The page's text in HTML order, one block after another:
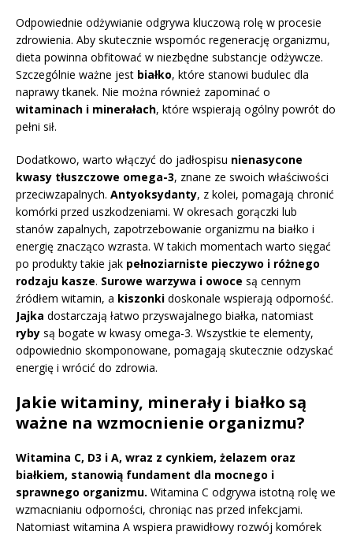
Odpowiednie odżywianie odgrywa kluczową rolę w procesie
zdrowienia. Aby skutecznie wspomóc regenerację organizmu,
dieta powinna obfitować w niezbędne substancje odżywcze.
Szczególnie ważne jest białko, które stanowi budulec dla
naprawy tkanek. Nie można również zapominać o
witaminach i minerałach, które wspierają ogólny powrót do
pełni sił.
Dodatkowo, warto włączyć do jadłospisu nienasycone
kwasy tłuszczowe omega-3, znane ze swoich właściwości
przeciwzapalnych. Antyoksydanty, z kolei, pomagają chronić
komórki przed uszkodzeniami. W okresach gorączki lub
stanów zapalnych, zapotrzebowanie organizmu na białko i
energię znacząco wzrasta. W takich momentach warto sięgać
po produkty takie jak pełnoziarniste pieczywo i różnego
rodzaju kasze. Surowe warzywa i owoce są cennym
źródłem witamin, a kiszonki doskonale wspierają odporność.
Jajka dostarczają łatwo przyswajalnego białka, natomiast
ryby są bogate w kwasy omega-3. Wszystkie te elementy,
odpowiednio skomponowane, pomagają skutecznie odzyskać
energię i wrócić do zdrowia.
Jakie witaminy, minerały i białko są
ważne na wzmocnienie organizmu?
Witamina C, D3 i A, wraz z cynkiem, żelazem oraz
białkiem, stanowią fundament dla mocnego i
sprawnego organizmu. Witamina C odgrywa istotną rolę we
wzmacnianiu odporności, chroniąc nas przed infekcjami.
Natomiast witamina A wspiera prawidłowy rozwój komórek